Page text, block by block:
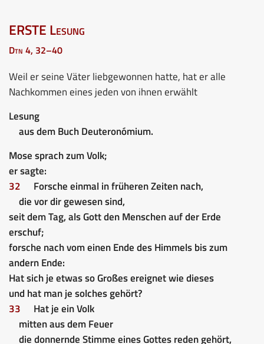
ERSTE Lesung
Dtn 4, 32–40
Weil er seine Väter liebgewonnen hatte, hat er alle
Nachkommen eines jeden von ihnen erwählt
Lesung
aus dem Buch Deuteronómium.
Mose sprach zum Volk;
er sagte:
32
Forsche einmal in früheren Zeiten nach,
die vor dir gewesen sind,
seit dem Tag, als Gott den Menschen auf der Erde
erschuf;
forsche nach vom einen Ende des Himmels bis zum
andern Ende:
Hat sich je etwas so Großes ereignet wie dieses
und hat man je solches gehört?
33
Hat je ein Volk
mitten aus dem Feuer
die donnernde Stimme eines Gottes reden gehört,